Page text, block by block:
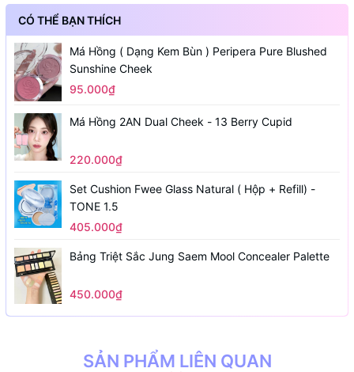
CÓ THỂ BẠN THÍCH
Má Hồng ( Dạng Kem Bùn ) Peripera Pure Blushed
Sunshine Cheek
95.000₫
Má Hồng 2AN Dual Cheek - 13 Berry Cupid
220.000₫
Set Cushion Fwee Glass Natural ( Hộp + Refill) -
TONE 1.5
405.000₫
Bảng Triệt Sắc Jung Saem Mool Concealer Palette
450.000₫
SẢN PHẨM LIÊN QUAN